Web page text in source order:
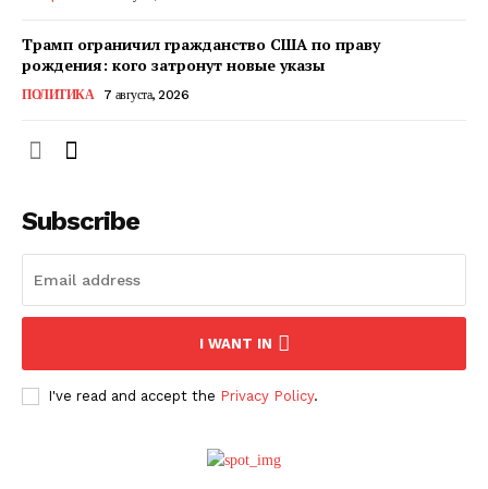
О нас
Политика конфиденциальности
Трамп ограничил гражданство США по праву
рождения: кого затронут новые указы
ПОЛИТИКА 7 августа, 2026
Subscribe
I WANT IN
I've read and accept the Privacy Policy.